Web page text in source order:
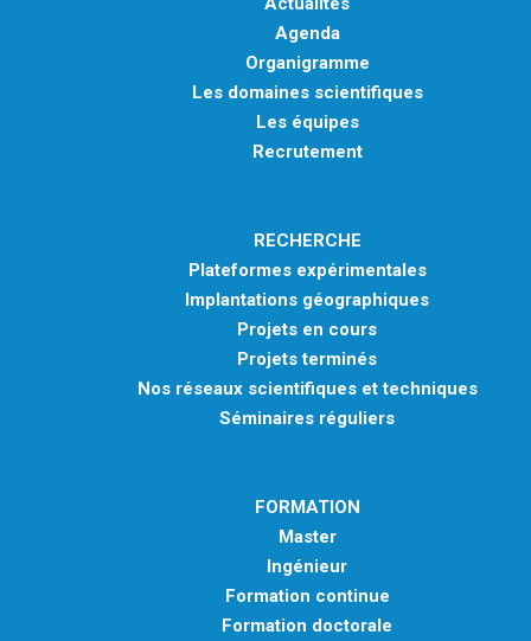
Agenda
Organigramme
Les domaines scientifiques
Les équipes
Recrutement
RECHERCHE
Plateformes expérimentales
Implantations géographiques
Projets en cours
Projets terminés
Nos réseaux scientifiques et techniques
Séminaires réguliers
FORMATION
Master
Ingénieur
Formation continue
Formation doctorale